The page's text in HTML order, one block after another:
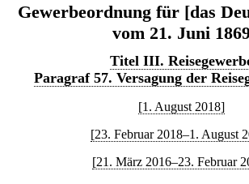
Gewerbeordnung für [das
vom 21. Juni
Titel III.
Paragraf 57. Versagung der
[1. August 2018]
[23. Februar 2018–1. August
[21. März 2016–23. Februar